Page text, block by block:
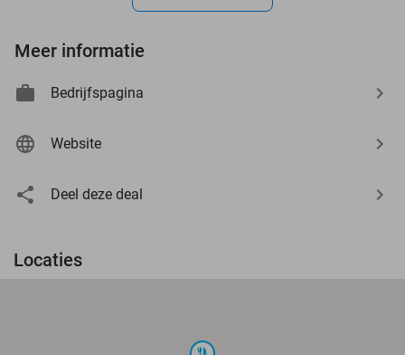
Meer informatie
Bedrijfspagina
Website
Deel deze deal
Locaties